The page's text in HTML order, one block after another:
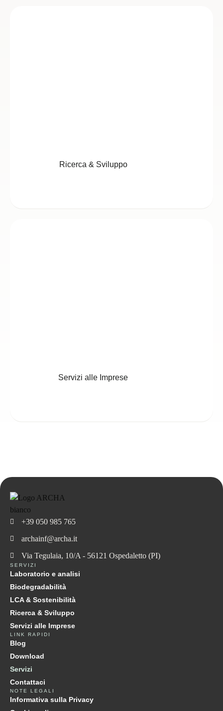
Ricerca & Sviluppo
Servizi alle Imprese
+39 050 985 765
archainf@archa.it
Via Tegulaia, 10/A - 56121 Ospedaletto (PI)
SERVIZI
Laboratorio e analisi
Biodegradabilità
LCA & Sostenibilità
Ricerca & Sviluppo
Servizi alle Imprese
LINK RAPIDI
Blog
Download
Servizi
Contattaci
NOTE LEGALI
Informativa sulla Privacy